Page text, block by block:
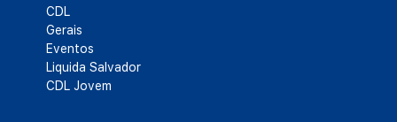
CDL
Gerais
Eventos
Liquida Salvador
CDL Jovem